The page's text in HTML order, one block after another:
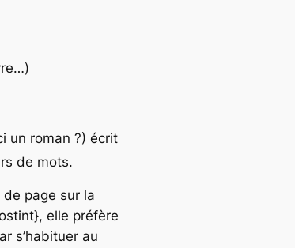
un roman ?) écrit
de mots.
page sur la
elle préfère
s’habituer au